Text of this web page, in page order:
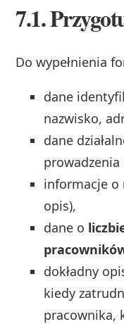
7.1.
Do wypełnienia
dane
nazwisko,
dane
prowadzenia
informacje o
opis),
dane o
dokładny
kiedy
pracownika,